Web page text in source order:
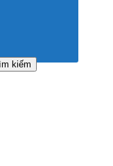
kiếm